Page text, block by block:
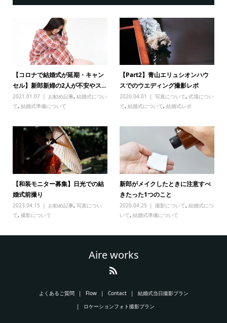
【コロナで結婚式が延期・キャン
セル】新郎新婦の2人が不安やス...
2021.01.07 お勧め記事, 結婚式につい
て, 結婚式準備について
【Part2】青山エリュシオンハウ
スでのウエディング撮影レポ
2020.04.01 写真について,式場につい
て,結婚式について,結婚式レポ
【和装モニター募集】日光での結
婚式前撮り
2023.04.15 お勧め記事, 写真につい
て, 撮影について
新郎がメイクしたときに注意すべ
きたった1つのこと
2020.04.25 撮影について,結婚式につ
いて,結婚式準備について
Aire works
よくあるご質問 Flow Contact
結婚式当日撮影プラン
ロケーションフォト撮影プラン